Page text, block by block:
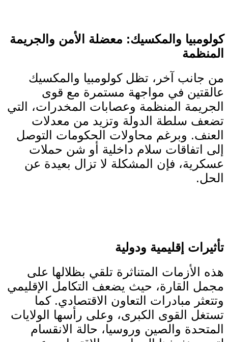
كولومبيا والمكسيك: معضلة الأمن والجريمة
المنظمة
من جانب آخر، تظل كولومبيا والمكسيك
عالقتين في مواجهة مستمرة مع قوى
الجريمة المنظمة وعصابات المخدرات، التي
تضعف سلطة الدولة وتزيد من معدلات
العنف. وبرغم محاولات الحكومات التوصل
إلى اتفاقات سلام داخلية أو شن حملات
عسكرية، فإن المشكلة لا تزال بعيدة عن
الحل.
تأثيرات إقليمية ودولية
هذه الأزمات المتناثرة تلقي بظلالها على
مجمل القارة، حيث يضعف التكامل الإقليمي
وتتعثر مبادرات التعاون الاقتصادي. كما
تستغل القوى الكبرى، وعلى رأسها الولايات
المتحدة والصين وروسيا، حالة الانقسام